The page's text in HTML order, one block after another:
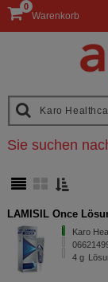
Warenkorb
0
Sie suchen
LAMISIL Once
Karo
4 g